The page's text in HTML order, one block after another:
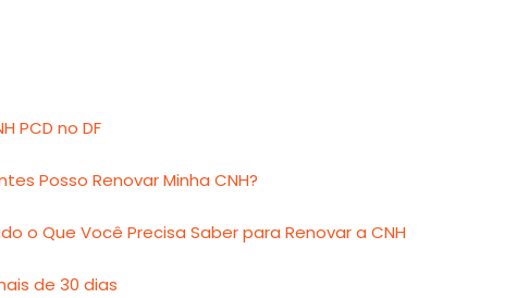
PCD no DF
Posso Renovar Minha CNH?
o Que Você Precisa Saber para Renovar a CNH
de 30 dias